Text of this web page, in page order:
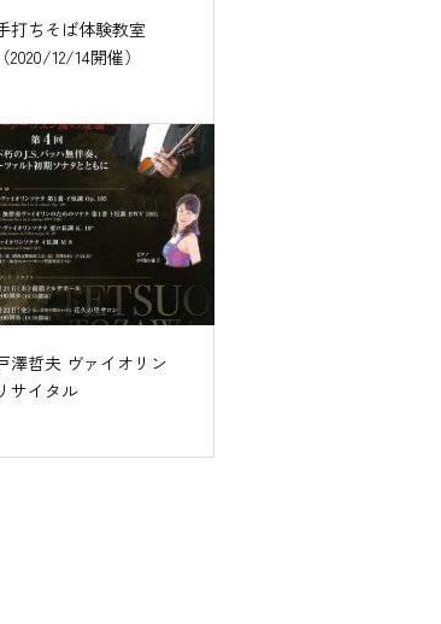
打ちそば体験教室
（2020/12/14開催）
澤哲夫 ヴァイオリン
リサイタル